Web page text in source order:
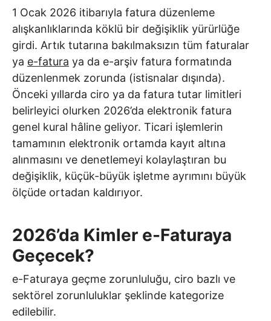
1 Ocak 2026 itibarıyla fatura düzenleme
alışkanlıklarında köklü bir değişiklik yürürlüğe
girdi. Artık tutarına bakılmaksızın tüm faturalar
ya e-fatura ya da e-arşiv fatura formatında
düzenlenmek zorunda (istisnalar dışında).
Önceki yıllarda ciro ya da fatura tutar limitleri
belirleyici olurken 2026’da elektronik fatura
genel kural hâline geliyor. Ticari işlemlerin
tamamının elektronik ortamda kayıt altına
alınmasını ve denetlemeyi kolaylaştıran bu
değişiklik, küçük-büyük işletme ayrımını büyük
ölçüde ortadan kaldırıyor.
2026’da Kimler e-Faturaya
Geçecek?
e-Faturaya geçme zorunluluğu, ciro bazlı ve
sektörel zorunluluklar şeklinde kategorize
edilebilir.